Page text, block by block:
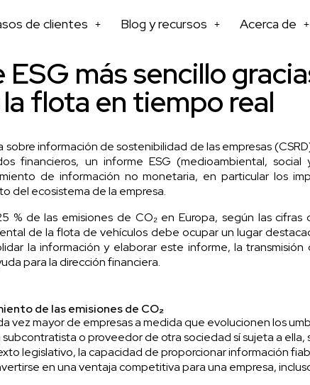
de clientes Blog y recursos Acerca de
más sencillo
flota en tiempo real
información de sostenibilidad de las empresas
financieros, un informe ESG (medioambiental,
de información no monetaria, en particular los
del ecosistema de la empresa.
de las emisiones de CO₂ en Europa, según las cifras
de la flota de vehículos debe ocupar un lugar
la información y elaborar este informe, la
para la dirección financiera.
de las emisiones de CO₂
vez mayor de empresas a medida que evolucionen los
o proveedor de otra sociedad sí sujeta a
legislativo, la capacidad de proporcionar información
en una ventaja competitiva para una empresa,